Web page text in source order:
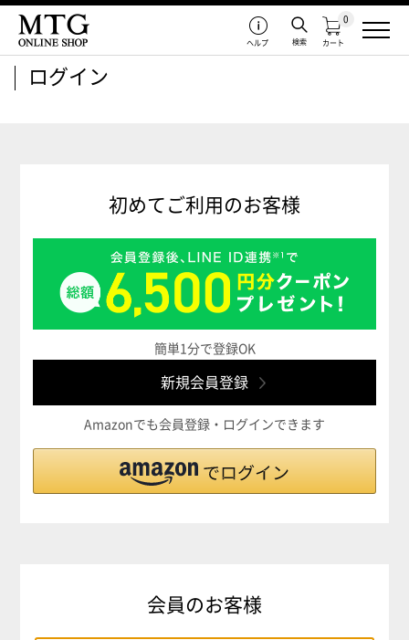
カート
0
検索
ヘルプ
ログイン
初めてご利用のお客様
簡単1分で登録OK
Amazonでも会員登録・ログインできます
会員のお客様